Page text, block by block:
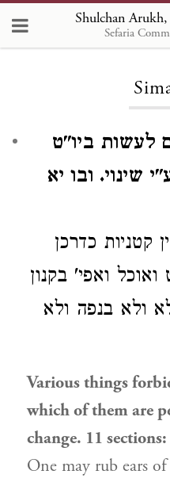
Shulchan
Sefaria
לעשות ביו"ט
שינוי. ובו יא
קטניות כדרכן
ואפי' בקנון
ולא בנפה ולא
Various things
which of them are
change. 11 sections:
One may rub ears